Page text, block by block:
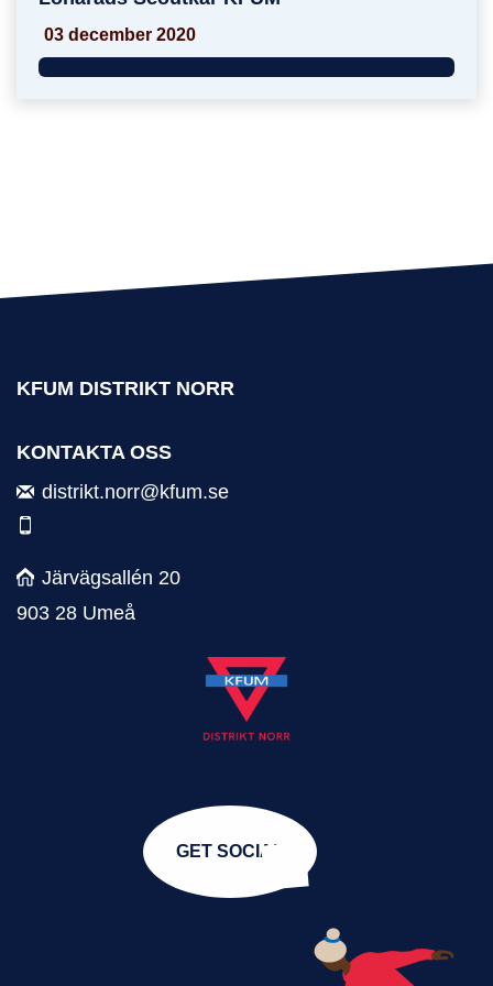
03 december 2020
KFUM DISTRIKT NORR
KONTAKTA OSS
distrikt.norr@kfum.se
Järvägsallén 20
903 28 Umeå
GET SOCIAL